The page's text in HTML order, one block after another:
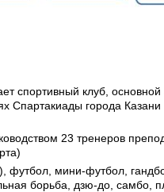
спортивный клуб, основной
Спартакиады города
23 тренеров
мини-футбол,
борьба, дзю-до, самбо,